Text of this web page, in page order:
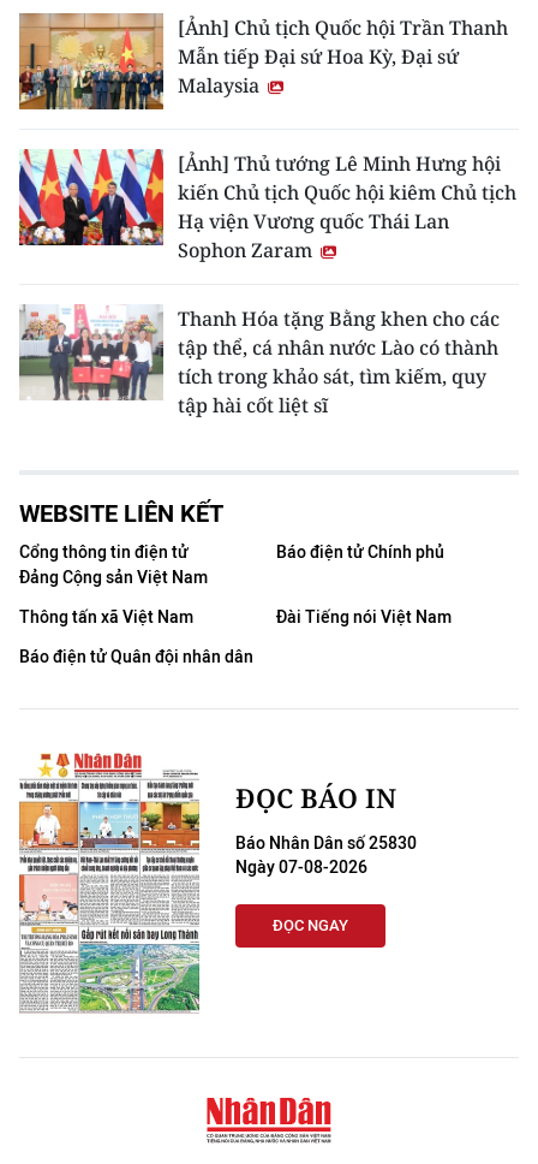
[Ảnh] Chủ tịch Quốc hội Trần Thanh
Mẫn tiếp Đại sứ Hoa Kỳ, Đại sứ
Malaysia
[Ảnh] Thủ tướng Lê Minh Hưng hội
kiến Chủ tịch Quốc hội kiêm Chủ tịch
Hạ viện Vương quốc Thái Lan
Sophon Zaram
Thanh Hóa tặng Bằng khen cho các
tập thể, cá nhân nước Lào có thành
tích trong khảo sát, tìm kiếm, quy
tập hài cốt liệt sĩ
WEBSITE LIÊN KẾT
Cổng thông tin điện tử
Đảng Cộng sản Việt Nam
Báo điện tử Chính phủ
Thông tấn xã Việt Nam
Đài Tiếng nói Việt Nam
Báo điện tử Quân đội nhân dân
ĐỌC BÁO IN
Báo Nhân Dân số 25830
Ngày 07-08-2026
ĐỌC NGAY